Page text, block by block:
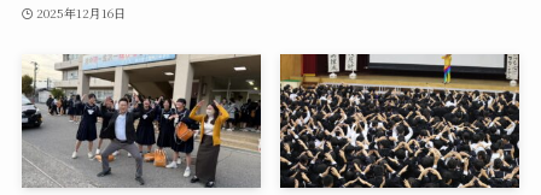
2025年12月16日